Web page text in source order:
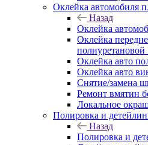
Оклейка автомобиля
Назад
Оклейка
Оклейка
полиуретановой
Оклейка авто
Оклейка авто
Снятие/замена
Ремонт вмятин
Локальное
Полировка и
Назад
Полировка и